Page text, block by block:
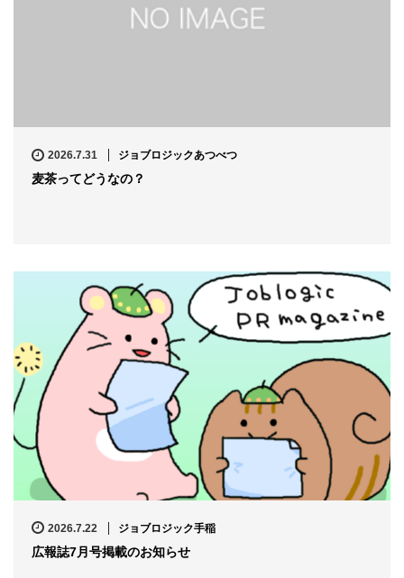
2026.7.31 ジョブロジックあつべつ
麦茶ってどうなの？
2026.7.22 ジョブロジック手稲
広報誌7月号掲載のお知らせ